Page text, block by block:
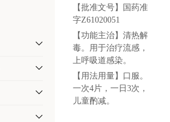
【批准文号】
国药准
字Z61020051
【功能主治】 清热解
毒。用于治疗流感，
上呼吸道感染。
【用法用量】
口服。
一次4片，一日3次，
儿童酌减。